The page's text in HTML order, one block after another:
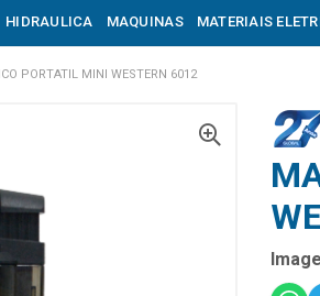
HIDRAULICA MAQUINAS MATERIAIS
PORTATIL MINI WESTERN 6012